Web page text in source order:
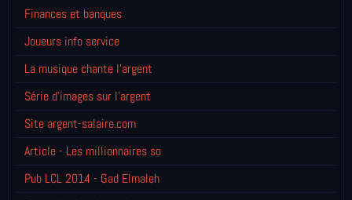
Finances et banques
Joueurs info service
La musique chante l'argent
Série d'images sur l'argent
Site argent-salaire.com
Article - Les millionnaires so
Pub LCL 2014 - Gad Elmaleh